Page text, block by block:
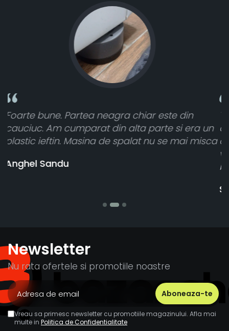
un
Toate sunt foarte luminoase și funcționează
atât de bine în curtea din spate. A primit
cele 8 bucati dar una nu a funcționat,
banii pentru 1 bucata, Multumesc
Newsletter
Nu rata ofertele si promotiile noastre
Vreau sa primesc newsletter cu promotiile magazinului. Afla mai
multe in Politica de Confidentialitate